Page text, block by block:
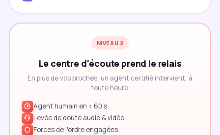
NIVEAU 2
Le centre d'écoute prend le relais
En plus de vos proches, un agent certifié intervient, à
toute heure.
Agent humain en < 60 s
Levée de doute audio & vidéo
Forces de l'ordre engagées